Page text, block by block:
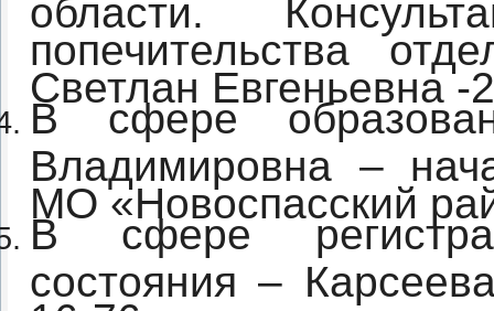
попечительства
Светлан Евгеньевна -
В сфере
Владимировна –
МО «Новоспасский
В сфере
состояния –